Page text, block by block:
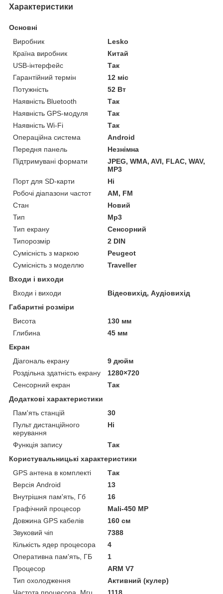
Характеристики
Основні
Виробник
Lesko
Країна виробник
Китай
USB-інтерфейс
Так
Гарантійний термін
12 міс
Потужність
52 Вт
Наявність Bluetooth
Так
Наявність GPS-модуля
Так
Наявність Wi-Fi
Так
Операційна система
Android
Передня панель
Незнімна
Підтримувані формати
JPEG, WMA, AVI, FLAC, WAV,
MP3
Порт для SD-карти
Ні
Робочі діапазони частот
AM, FM
Стан
Новий
Тип
Mp3
Тип екрану
Сенсорний
Типорозмір
2 DIN
Сумісність з маркою
Peugeot
Сумісність з моделлю
Traveller
Входи і виходи
Входи і виходи
Відеовихід, Аудіовихід
Габаритні розміри
Висота
130 мм
Глибина
45 мм
Екран
Діагональ екрану
9 дюйм
Роздільна здатність екрану
1280×720
Сенсорний екран
Так
Додаткові характеристики
Пам'ять станцій
30
Пульт дистанційного
керування
Ні
Функція запису
Так
Користувальницькі характеристики
GPS антена в комплекті
Так
Версія Android
13
Внутрішня пам'ять, Гб
16
Графічний процесор
Mali-450 MP
Довжина GPS кабелів
160 см
Звуковий чіп
7388
Кількість ядер процесора
4
Оперативна пам'ять, ГБ
1
Процесор
ARM V7
Тип охолодження
Активний (кулер)